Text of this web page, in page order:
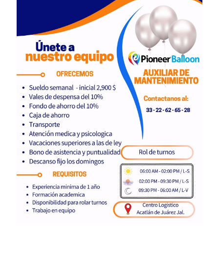
Auxiliar de Caja General
Auxiliar de cajas
Auxiliar de instalación
Auxiliar de Inventarios
Auxiliar de Limpieza
Auxiliar de Logística de Patio
Auxiliar de mantenimiento
Auxiliar de Mantenimiento
Auxiliar de prevención de pérdidas